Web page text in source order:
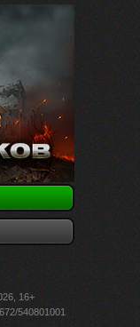
16+
540801001